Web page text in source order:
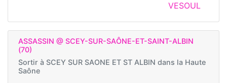
VESOUL
ASSASSIN @ SCEY-SUR-SAÔNE-ET-SAINT-ALBIN
(70)
Sortir à SCEY SUR SAONE ET ST ALBIN dans la Haute
Saône